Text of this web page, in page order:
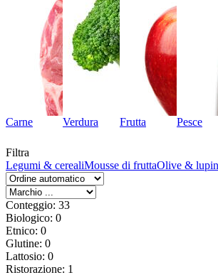
Carne Verdura Frutta Pesce
Filtra
Legumi & cerealiMousse di fruttaOlive &
Conteggio: 33
Biologico: 0
Etnico: 0
Glutine: 0
Lattosio: 0
Ristorazione: 1